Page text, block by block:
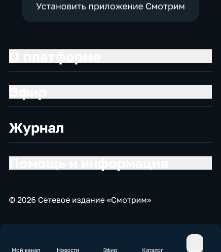
Мой канал Новости Эфир Каталог Поиск
Установить приложение Смотрим
Журнал
© 2026 Сетевое издание «Смотрим»